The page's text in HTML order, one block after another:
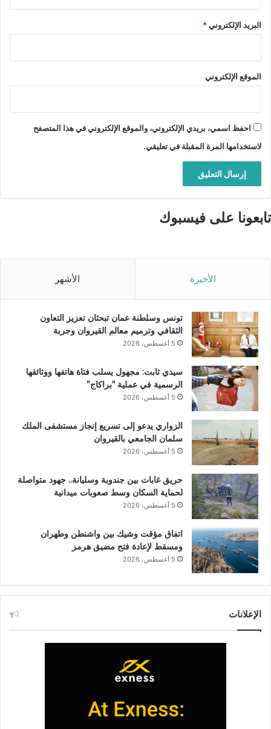
البريد الإلكتروني*
الموقع الإلكتروني
احفظ اسمي، بريدي الإلكتروني، والموقع الإلكتروني في هذا المتصفح
لاستخدامها المرة المقبلة في تعليقي.
تابعونا على فيسبوك
الأخيرة الأشهر
تونس وسلطنة عمان تبحثان تعزيز التعاون
الثقافي وترميم معالم القيروان وجربة
5 أغسطس، 2026
سيدي ثابت: مجهول يسلب فتاة هاتفها ووثائقها
الرسمية في عملية “براكاج”
5 أغسطس، 2026
الزواري يدعو إلى تسريع إنجاز مستشفى الملك
سلمان الجامعي بالقيروان
5 أغسطس، 2026
حريق غابات بين جندوبة وسليانة.. جهود متواصلة
لحماية السكان وسط صعوبات ميدانية
5 أغسطس، 2026
اتفاق مؤقت وشيك بين واشنطن وطهران
ومسقط لإعادة فتح مضيق هرمز
5 أغسطس، 2026
الإعلانات